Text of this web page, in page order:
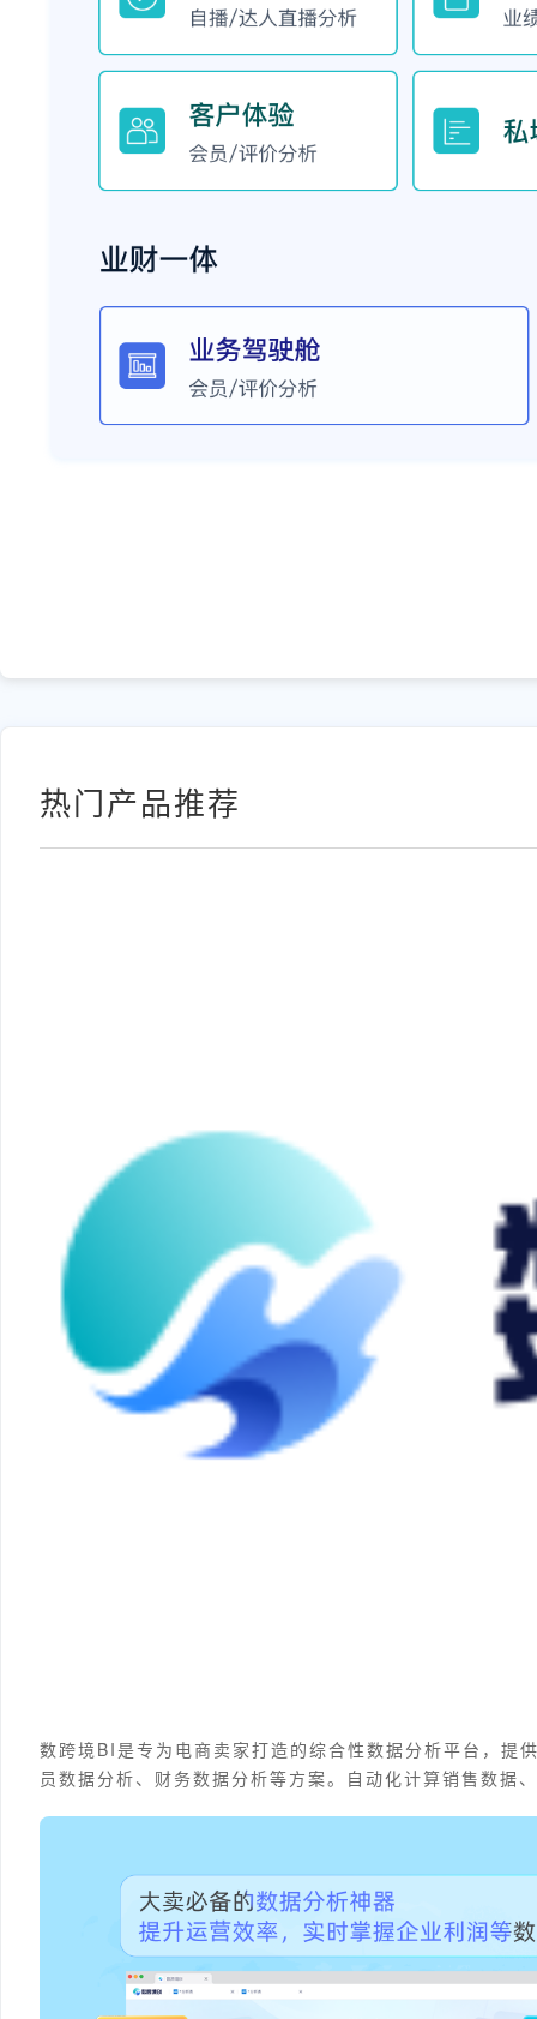
热门产品推荐
数跨境BI是专为电商卖家打造的综合性数据分析平台，提
员数据分析、财务数据分析等方案。自动化计算销售数据